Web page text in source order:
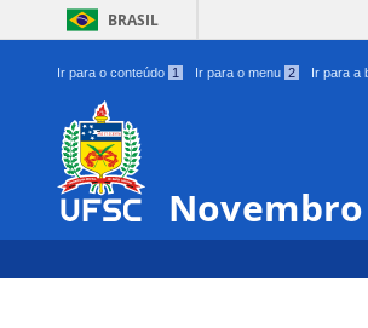
BRASIL
Ir para o conteúdo 1 Ir para o menu 2 Ir para a
Novembro